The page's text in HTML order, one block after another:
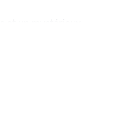
de la poésie et